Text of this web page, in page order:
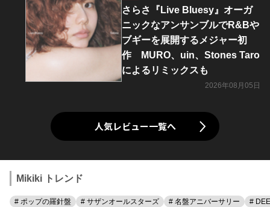
さらさ『Live Bluesy』オーガ
ニックなアンサンブルでR&Bや
ブギーを展開するメジャー初
作 MURO、uin、Stones Taro
によるリミックスも
2026年08月05日
人気レビュー一覧へ
Mikiki トレンド
# ポップの羅針盤 # サザンオールスターズ # 名盤アニバーサリー #